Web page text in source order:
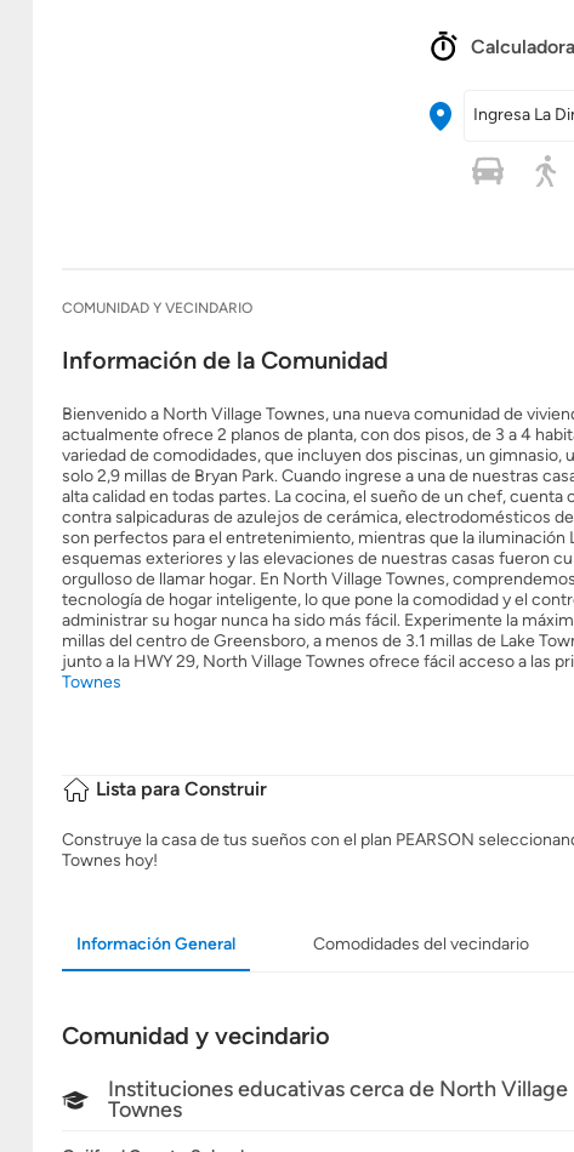
Ingresa La
COMUNIDAD Y VECINDARIO
Información de la Comunidad
Bienvenido a North Village Townes, una nueva comunidad de
actualmente ofrece 2 planos de planta, con dos pisos, de 3 a 4
variedad de comodidades, que incluyen dos piscinas, un gimnasio,
solo 2,9 millas de Bryan Park. Cuando ingrese a una de nuestras
alta calidad en todas partes. La cocina, el sueño de un chef,
contra salpicaduras de azulejos de cerámica, electrodomésticos
son perfectos para el entretenimiento, mientras que la iluminación
esquemas exteriores y las elevaciones de nuestras casas fueron
orgulloso de llamar hogar. En North Village Townes,
tecnología de hogar inteligente, lo que pone la comodidad y el
administrar su hogar nunca ha sido más fácil. Experimente la
millas del centro de Greensboro, a menos de 3.1 millas de Lake
junto a la HWY 29, North Village Townes ofrece fácil acceso a las
Townes
Lista para Construir
Construye la casa de tus sueños con el plan PEARSON
Townes hoy!
Información General Comodidades del vecindario
Comunidad y vecindario
Instituciones educativas cerca de North Village
Townes